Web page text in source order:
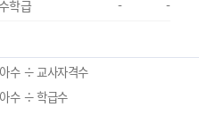
학급
- -
수 ÷ 교사자격수
수 ÷ 학급수